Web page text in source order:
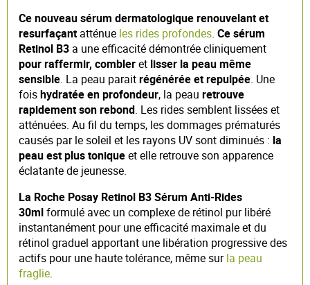
Ce nouveau sérum dermatologiquerenouvelant et
resurfaçantatténue les rides profondes. Ce sérum
Retinol B3 a une efficacité démontrée cliniquement
pour raffermir, combleret lisser la peau même
sensible. La peau paraitrégénérée et repulpée. Une
foishydratée en profondeur, la peau retrouve
rapidement son rebond. Les rides semblent lissées et
atténuées. Au fil du temps, les dommages prématurés
causés par le soleil et les rayons UV sont diminués : la
peau est plus toniqueet elle retrouve son apparence
éclatante de jeunesse.
La Roche Posay Retinol B3 Sérum Anti-Rides
30mlformulé avec un complexe de rétinol pur libéré
instantanément pour une efficacité maximale et du
rétinol graduel apportant une libération progressive des
actifs pour une haute tolérance, même surla peau
fraglie.